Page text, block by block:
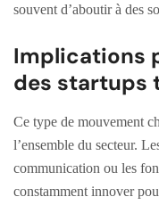
souvent d’aboutir à des
Implications
des startups
Ce type de mouvement
l’ensemble du secteur.
communication ou les
constamment innover